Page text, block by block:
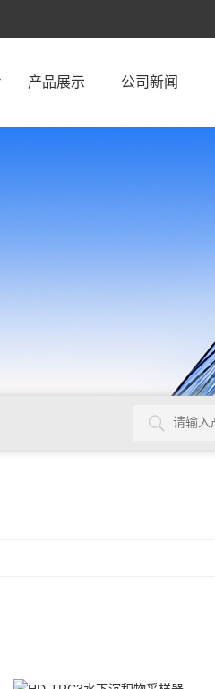
产品展示 公司新闻